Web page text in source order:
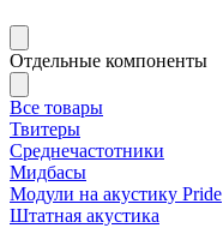
Отдельные компоненты
Все товары
Твитеры
Среднечастотники
Мидбасы
Модули на акустику Pride
Штатная акустика